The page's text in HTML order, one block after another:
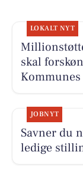
LOKALT NYT
skal
JOBNYT
Savner du
ledige